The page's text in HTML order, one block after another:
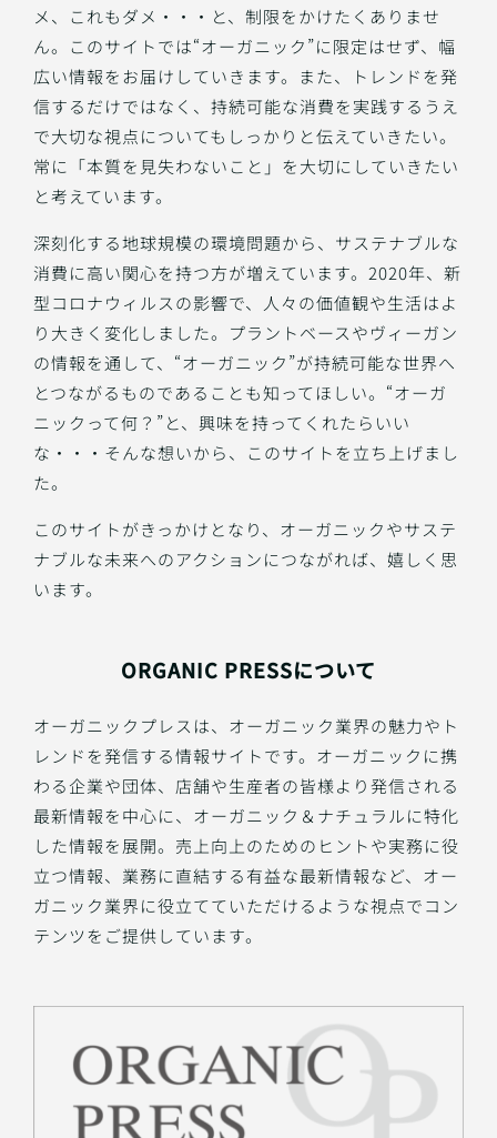
メ、これもダメ・・・と、制限をかけたくありませ
ん。このサイトでは“オーガニック”に限定はせず、幅
広い情報をお届けしていきます。また、トレンドを発
信するだけではなく、持続可能な消費を実践するうえ
で大切な視点についてもしっかりと伝えていきたい。
常に「本質を見失わないこと」を大切にしていきたい
と考えています。
深刻化する地球規模の環境問題から、サステナブルな
消費に高い関心を持つ方が増えています。2020年、新
型コロナウィルスの影響で、人々の価値観や生活はよ
り大きく変化しました。プラントベースやヴィーガン
の情報を通して、“オーガニック”が持続可能な世界へ
とつながるものであることも知ってほしい。“オーガ
ニックって何？”と、興味を持ってくれたらいい
な・・・そんな想いから、このサイトを立ち上げまし
た。
このサイトがきっかけとなり、オーガニックやサステ
ナブルな未来へのアクションにつながれば、嬉しく思
います。
ORGANIC PRESSについて
オーガニックプレスは、オーガニック業界の魅力やト
レンドを発信する情報サイトです。オーガニックに携
わる企業や団体、店舗や生産者の皆様より発信される
最新情報を中心に、オーガニック＆ナチュラルに特化
した情報を展開。売上向上のためのヒントや実務に役
立つ情報、業務に直結する有益な最新情報など、オー
ガニック業界に役立てていただけるような視点でコン
テンツをご提供しています。